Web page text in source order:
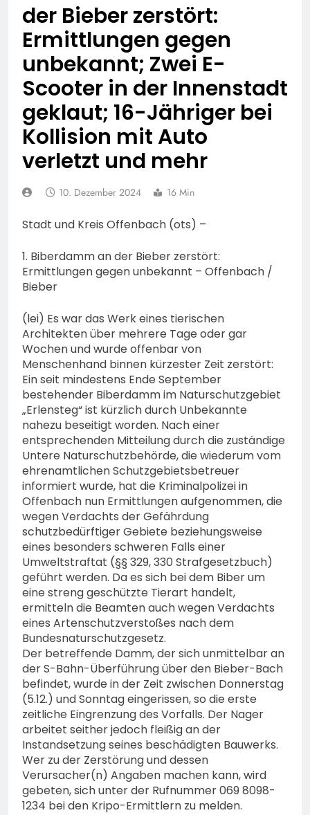
74-jähriger Claus-Peter
H. weiterhin vermisst –
Erneute Veröffentlichung
eines Fotos
6. August 2026
der Bieber zerstört:
Ermittlungen gegen
unbekannt; Zwei E-
Scooter in der Innenstadt
geklaut; 16-Jähriger bei
Kollision mit Auto
verletzt und mehr
10. Dezember 2024 16 Min
Stadt und Kreis Offenbach (ots) –
1. Biberdamm an der Bieber zerstört:
Ermittlungen gegen unbekannt – Offenbach /
Bieber
(lei) Es war das Werk eines tierischen
Architekten über mehrere Tage oder gar
Wochen und wurde offenbar von
Menschenhand binnen kürzester Zeit zerstört:
Ein seit mindestens Ende September
bestehender Biberdamm im Naturschutzgebiet
„Erlensteg“ ist kürzlich durch Unbekannte
nahezu beseitigt worden. Nach einer
entsprechenden Mitteilung durch die zuständige
Untere Naturschutzbehörde, die wiederum vom
ehrenamtlichen Schutzgebietsbetreuer
informiert wurde, hat die Kriminalpolizei in
Offenbach nun Ermittlungen aufgenommen, die
wegen Verdachts der Gefährdung
schutzbedürftiger Gebiete beziehungsweise
eines besonders schweren Falls einer
Umweltstraftat (§§ 329, 330 Strafgesetzbuch)
geführt werden. Da es sich bei dem Biber um
eine streng geschützte Tierart handelt,
ermitteln die Beamten auch wegen Verdachts
eines Artenschutzverstoßes nach dem
Bundesnaturschutzgesetz.
Der betreffende Damm, der sich unmittelbar an
der S-Bahn-Überführung über den Bieber-Bach
befindet, wurde in der Zeit zwischen Donnerstag
(5.12.) und Sonntag eingerissen, so die erste
zeitliche Eingrenzung des Vorfalls. Der Nager
arbeitet seither jedoch fleißig an der
Instandsetzung seines beschädigten Bauwerks.
Wer zu der Zerstörung und dessen
Verursacher(n) Angaben machen kann, wird
gebeten, sich unter der Rufnummer 069 8098-
1234 bei den Kripo-Ermittlern zu melden.